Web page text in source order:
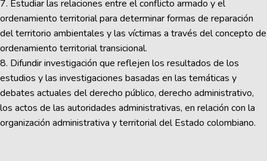
7. Estudiar las relaciones entre el conflicto armado y el
ordenamiento territorial para determinar formas de reparación
del territorio ambientales y las víctimas a través del concepto de
ordenamiento territorial transicional.
8. Difundir investigación que reflejen los resultados de los
estudios y las investigaciones basadas en las temáticas y
debates actuales del derecho público, derecho administrativo,
los actos de las autoridades administrativas, en relación con la
organización administrativa y territorial del Estado colombiano.